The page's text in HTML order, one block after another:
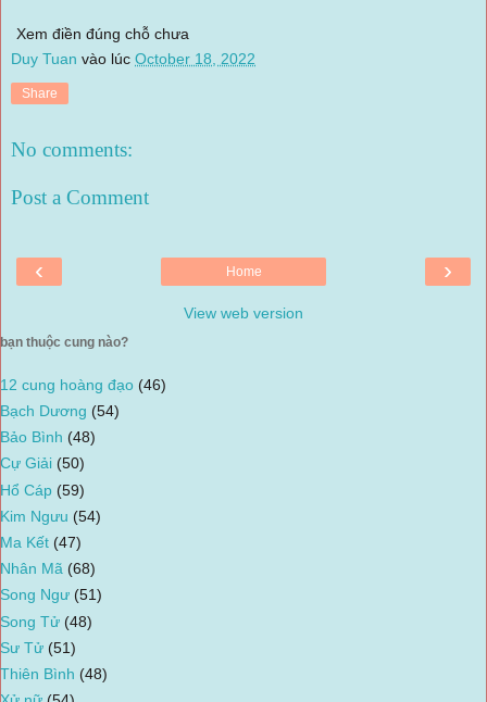
Xem điền đúng chỗ chưa
Duy Tuan vào lúc October 18, 2022
Share
No comments:
Post a Comment
‹ ›
Home
View web version
bạn thuộc cung nào?
12 cung hoàng đạo (46)
Bạch Dương (54)
Bảo Bình (48)
Cự Giải (50)
Hổ Cáp (59)
Kim Ngưu (54)
Ma Kết (47)
Nhân Mã (68)
Song Ngư (51)
Song Tử (48)
Sư Tử (51)
Thiên Bình (48)